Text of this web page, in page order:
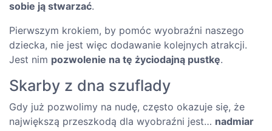
sobie ją stwarzać.
Pierwszym krokiem, by pomóc wyobraźni naszego
dziecka, nie jest więc dodawanie kolejnych atrakcji.
Jest nim pozwolenie na tę życiodajną pustkę.
Skarby z dna szuflady
Gdy już pozwolimy na nudę, często okazuje się, że
największą przeszkodą dla wyobraźni jest… nadmiar